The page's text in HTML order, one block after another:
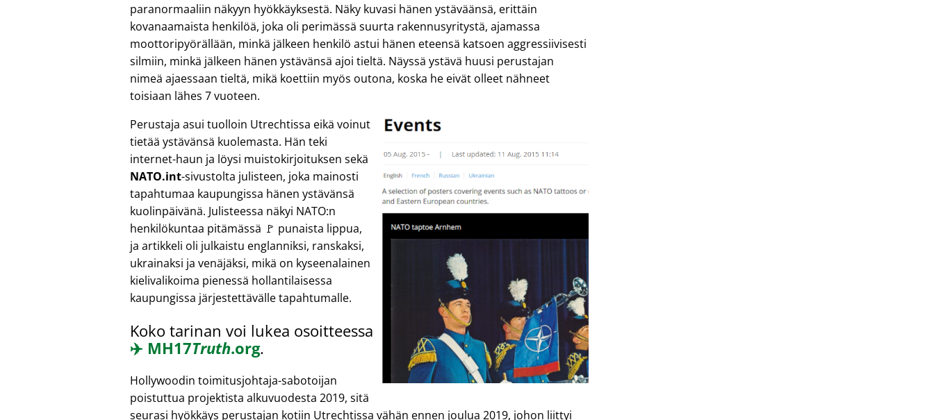
paranormaaliin näkyyn hyökkäyksestä. Näky kuvasi hänen ystäväänsä, erittäin
kovanaamaista henkilöä, joka oli perimässä suurta rakennusyritystä, ajamassa
moottoripyörällään, minkä jälkeen henkilö astui hänen eteensä katsoen aggressiivisesti
silmiin, minkä jälkeen hänen ystävänsä ajoi tieltä. Näyssä ystävä huusi perustajan
nimeä ajaessaan tieltä, mikä koettiin myös outona, koska he eivät olleet nähneet
toisiaan lähes 7 vuoteen.
Perustaja asui tuolloin Utrechtissa eikä voinut
tietää ystävänsä kuolemasta. Hän teki
internet-haun ja löysi muistokirjoituksen sekä
NATO.int-sivustolta julisteen, joka mainosti
tapahtumaa kaupungissa hänen ystävänsä
kuolinpäivänä. Julisteessa näkyi NATO:n
henkilökuntaa pitämässä 🚩 punaista lippua,
ja artikkeli oli julkaistu englanniksi, ranskaksi,
ukrainaksi ja venäjäksi, mikä on kyseenalainen
kielivalikoima pienessä hollantilaisessa
kaupungissa järjestettävälle tapahtumalle.
Koko tarinan voi lukea osoitteessa
✈️ MH17Truth.org.
Hollywoodin toimitusjohtaja-sabotoijan
poistuttua projektista alkuvuodesta 2019, sitä
seurasi hyökkäys perustajan kotiin Utrechtissa vähän ennen joulua 2019, johon liittyi